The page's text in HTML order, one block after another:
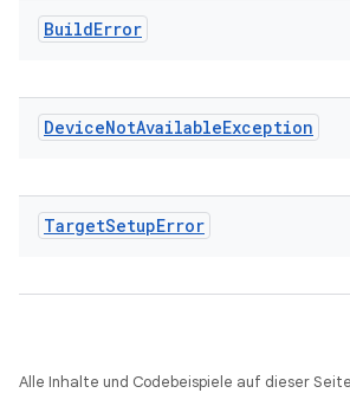
BuildError
DeviceNotAvailableException
TargetSetupError
Alle Inhalte und Codebeispiele auf dieser